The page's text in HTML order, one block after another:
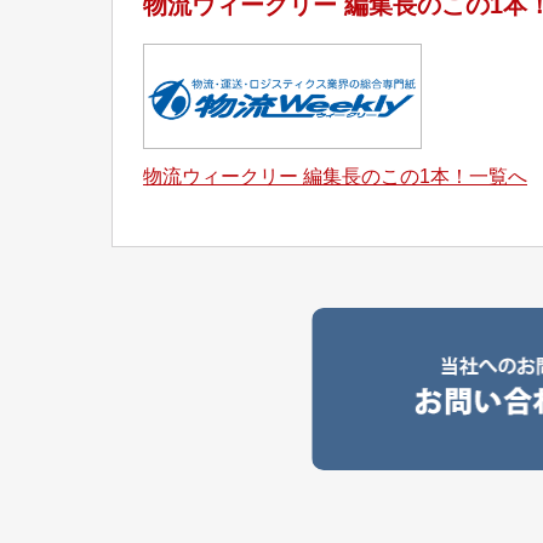
物流ウィークリー 編集長のこの1本！一覧へ